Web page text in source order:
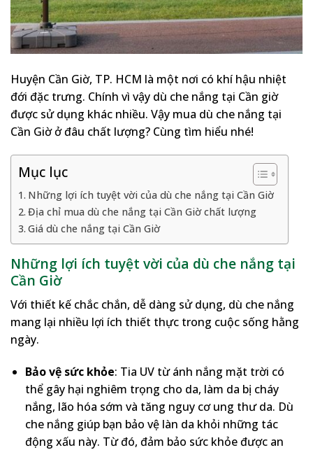
Huyện Cần Giờ, TP. HCM là một nơi có khí hậu nhiệt
đới đặc trưng. Chính vì vậy dù che nắng tại Cần giờ
được sử dụng khác nhiều. Vậy mua dù che nắng tại
Cần Giờ ở đâu chất lượng? Cùng tìm hiểu nhé!
Mục lục
Những lợi ích tuyệt vời của dù che nắng tại Cần Giờ
Địa chỉ mua dù che nắng tại Cần Giờ chất lượng
Giá dù che nắng tại Cần Giờ
Những lợi ích tuyệt vời của dù che nắng tại
Cần Giờ
Với thiết kế chắc chắn, dễ dàng sử dụng, dù che nắng
mang lại nhiều lợi ích thiết thực trong cuộc sống hằng
ngày.
Bảo vệ sức khỏe: Tia UV từ ánh nắng mặt trời có
thể gây hại nghiêm trọng cho da, làm da bị cháy
nắng, lão hóa sớm và tăng nguy cơ ung thư da. Dù
che nắng giúp bạn bảo vệ làn da khỏi những tác
động xấu này. Từ đó, đảm bảo sức khỏe được an